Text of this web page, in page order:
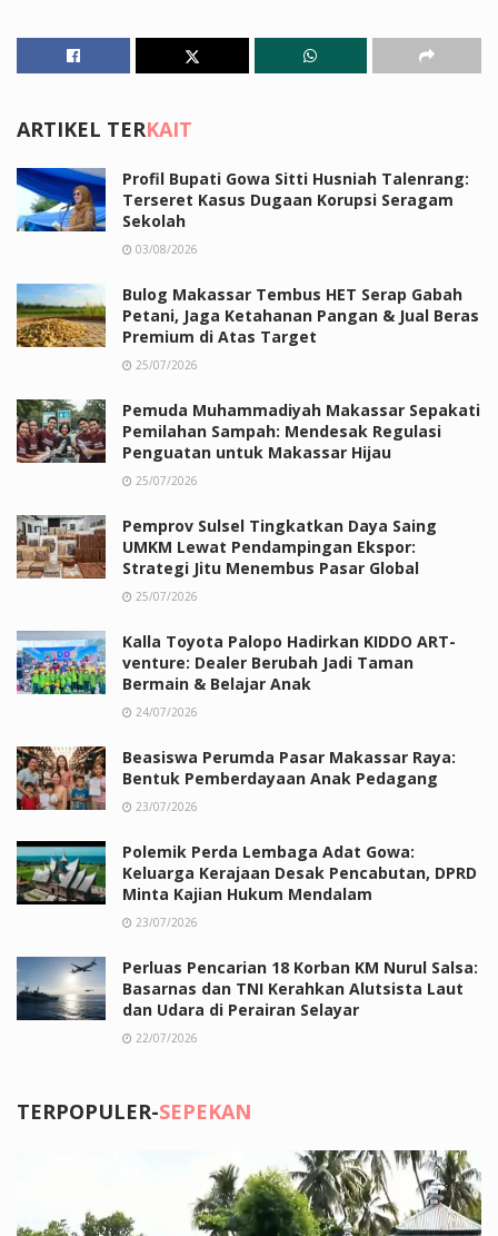
ARTIKEL TERKAIT
Profil Bupati Gowa Sitti Husniah Talenrang:
Terseret Kasus Dugaan Korupsi Seragam
Sekolah
03/08/2026
Bulog Makassar Tembus HET Serap Gabah
Petani, Jaga Ketahanan Pangan & Jual Beras
Premium di Atas Target
25/07/2026
Pemuda Muhammadiyah Makassar Sepakati
Pemilahan Sampah: Mendesak Regulasi
Penguatan untuk Makassar Hijau
25/07/2026
Pemprov Sulsel Tingkatkan Daya Saing
UMKM Lewat Pendampingan Ekspor:
Strategi Jitu Menembus Pasar Global
25/07/2026
Kalla Toyota Palopo Hadirkan KIDDO ART-
venture: Dealer Berubah Jadi Taman
Bermain & Belajar Anak
24/07/2026
Beasiswa Perumda Pasar Makassar Raya:
Bentuk Pemberdayaan Anak Pedagang
23/07/2026
Polemik Perda Lembaga Adat Gowa:
Keluarga Kerajaan Desak Pencabutan, DPRD
Minta Kajian Hukum Mendalam
23/07/2026
Perluas Pencarian 18 Korban KM Nurul Salsa:
Basarnas dan TNI Kerahkan Alutsista Laut
dan Udara di Perairan Selayar
22/07/2026
TERPOPULER-SEPEKAN